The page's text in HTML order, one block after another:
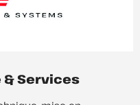
& Services